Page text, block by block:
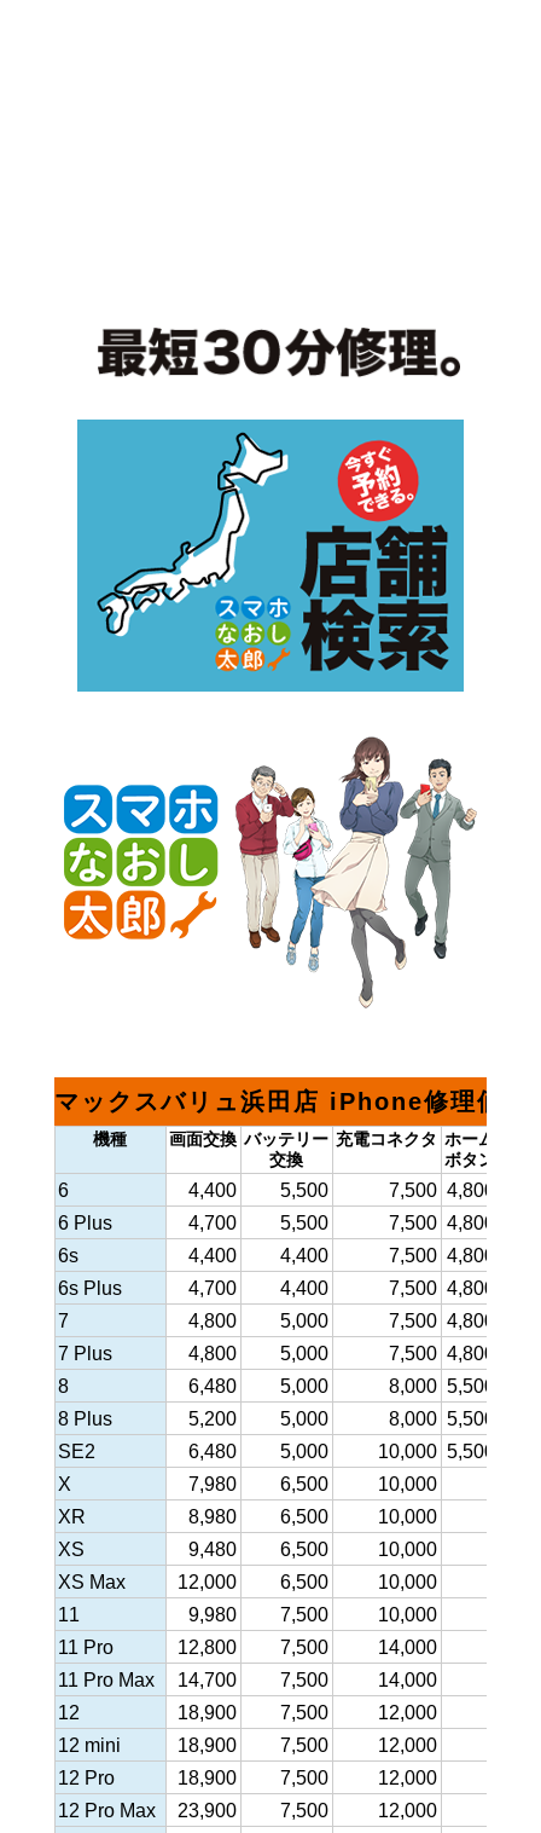
マックスバリュ浜田店 iPhone修理価格
機種 画面交換 バッテリー
交換
充電コネクタ ホーム
ボタン
6 4,400 5,500 7,500 4,800
6 Plus
4,700 5,500 7,500 4,800
6s
4,400 4,400 7,500 4,800
6s Plus
4,700 4,400 7,500 4,800
7
4,800 5,000 7,500 4,800
7 Plus
4,800 5,000 7,500 4,800
8
6,480 5,000 8,000 5,500
8 Plus
5,200 5,000 8,000 5,500
SE2
6,480 5,000 10,000 5,500
X
7,980 6,500 10,000
XR
8,980 6,500 10,000
XS
9,480 6,500 10,000
XS Max
12,000 6,500 10,000
11
9,980 7,500 10,000
11 Pro
12,800 7,500 14,000
11 Pro Max
14,700 7,500 14,000
12
18,900 7,500 12,000
12 mini
18,900 7,500 12,000
12 Pro
18,900 7,500 12,000
12 Pro Max
23,900 7,500 12,000